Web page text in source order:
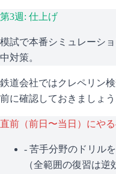
第3週: 仕上げ
模試で本番シミュレーシ
中対策。
鉄道会社ではクレペリン
前に確認しておきましょう
直前（前日〜当日）にや
- 苦手分野のドリル
（全範囲の復習は逆